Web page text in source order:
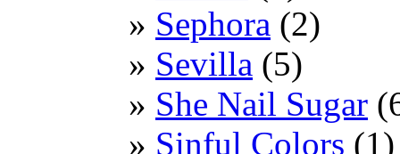
Sephora (2)
Sevilla (5)
She Nail Sugar
Sinful Colors (1)